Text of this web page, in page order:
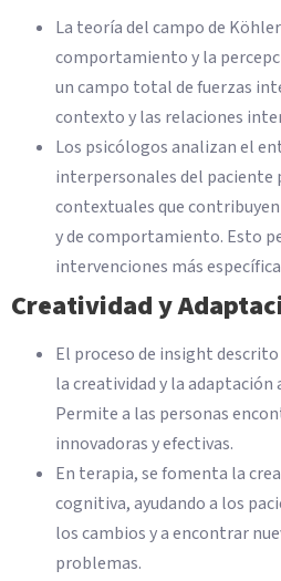
La teoría del campo de
comportamiento y la
un campo total de fuerzas
contexto y las relaciones
Los psicólogos analizan el
interpersonales del paciente
contextuales que
y de comportamiento. Esto
intervenciones más
Creatividad y
El proceso de insight
la creatividad y la adaptación
Permite a las personas
innovadoras y efectivas.
En terapia, se fomenta la
cognitiva, ayudando a los
los cambios y a encontrar
problemas.